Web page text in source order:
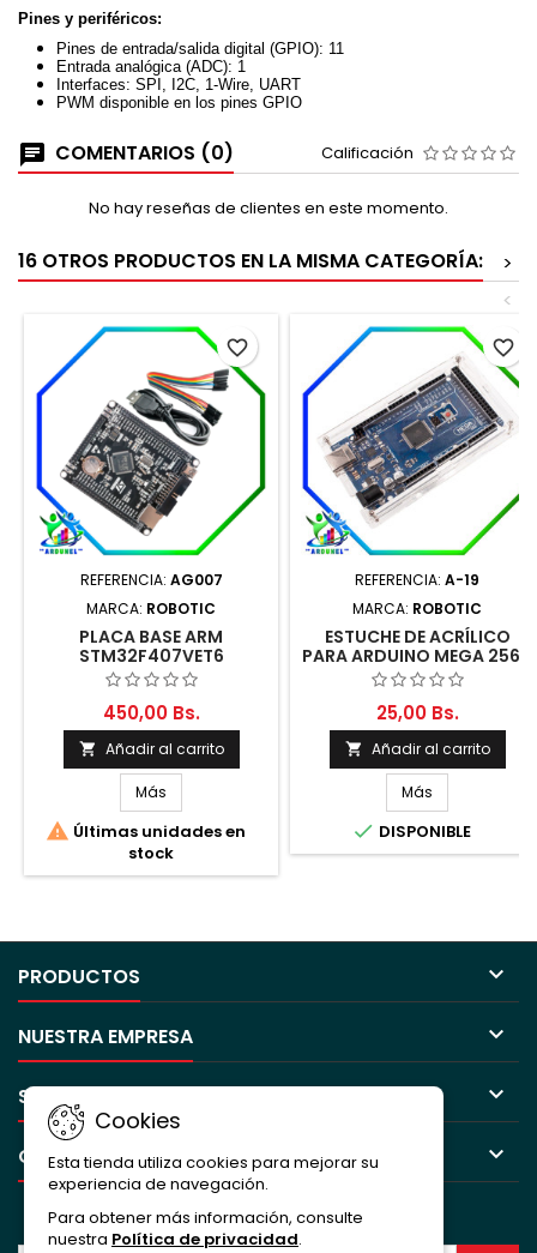
Pines y periféricos:
Pines de entrada/salida digital (GPIO): 11
Entrada analógica (ADC): 1
Interfaces: SPI, I2C, 1-Wire, UART
PWM disponible en los pines GPIO
COMENTARIOS (0) Calificación
No hay reseñas de clientes en este momento.
16 OTROS PRODUCTOS EN LA MISMA CATEGORÍA:
>
<
REFERENCIA: AG007
MARCA: ROBOTIC
PLACA BASE ARM
STM32F407VET6
450,00 Bs.
 Añadir al carrito
Más
 Últimas unidades en
stock
favorite_border
REFERENCIA: A-19
MARCA: ROBOTIC
ESTUCHE DE ACRÍLICO
PARA ARDUINO MEGA 2560
R3
25,00 Bs.
 Añadir al carrito
Más
 DISPONIBLE
favorite_border
PRODUCTOS 
NUESTRA EMPRESA 
SU CUENTA 
CONTACTO 
Cookies
Esta tienda utiliza cookies para mejorar su
experiencia de navegación.
Para obtener más información, consulte
nuestra Política de privacidad.
BOLETÍN